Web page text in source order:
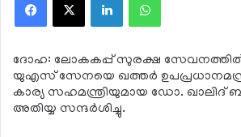
ദോഹ: ലോകകപ്പ് സുരക്ഷ സേവനത്തില്‍
യുഎസ് സേനയെ ഖത്തര്‍
കാര്യ സഹമന്ത്രിയുമായ ഡോ.
അതിയ്യ സന്ദര്‍ശിച്ചു.